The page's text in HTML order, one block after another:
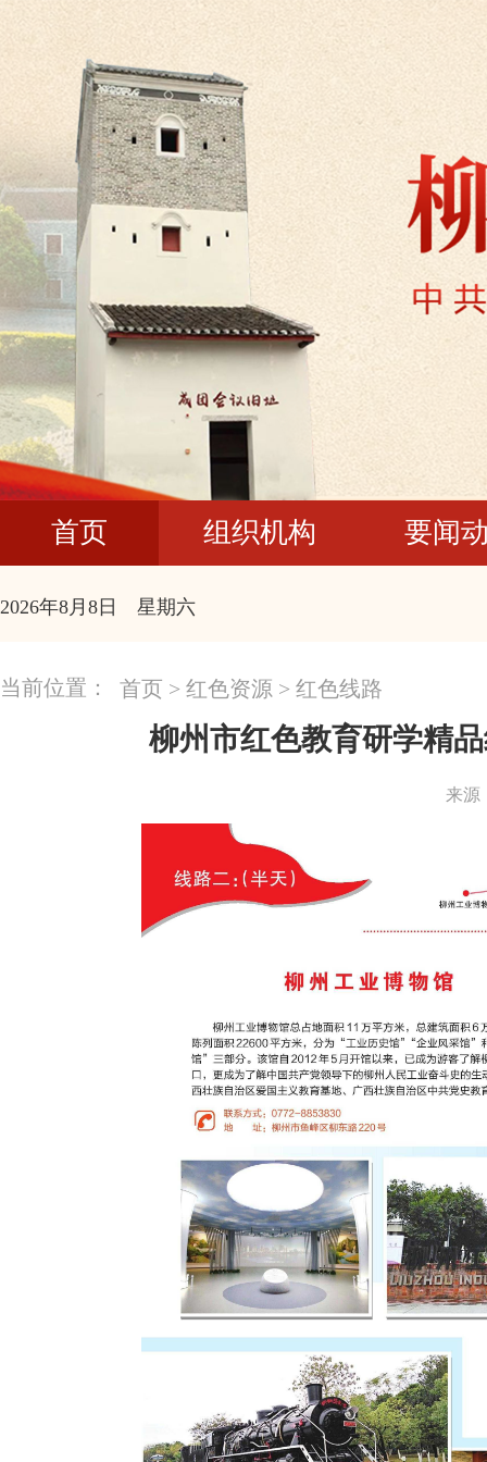
首页 组织机构 要闻
2026年8月8日 星期六
当前位置： 首页 > 红色资源 > 红色线路
柳州市红色教育研学精
来源